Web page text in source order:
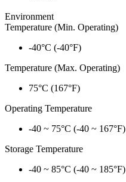
Environment
Temperature (Min. Operating)
-40°C (-40°F)
Temperature (Max. Operating)
75°C (167°F)
Operating Temperature
-40 ~ 75°C (-40 ~ 167°F)
Storage Temperature
-40 ~ 85°C (-40 ~ 185°F)